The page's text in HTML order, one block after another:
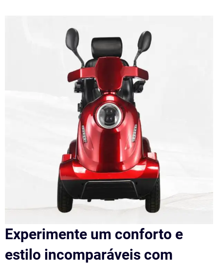
Experimente um conforto e
estilo incomparáveis com